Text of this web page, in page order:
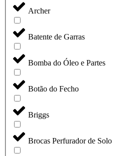
Archer
Batente de Garras
Bomba do Óleo e Partes
Botão do Fecho
Briggs
Brocas Perfurador de Solo